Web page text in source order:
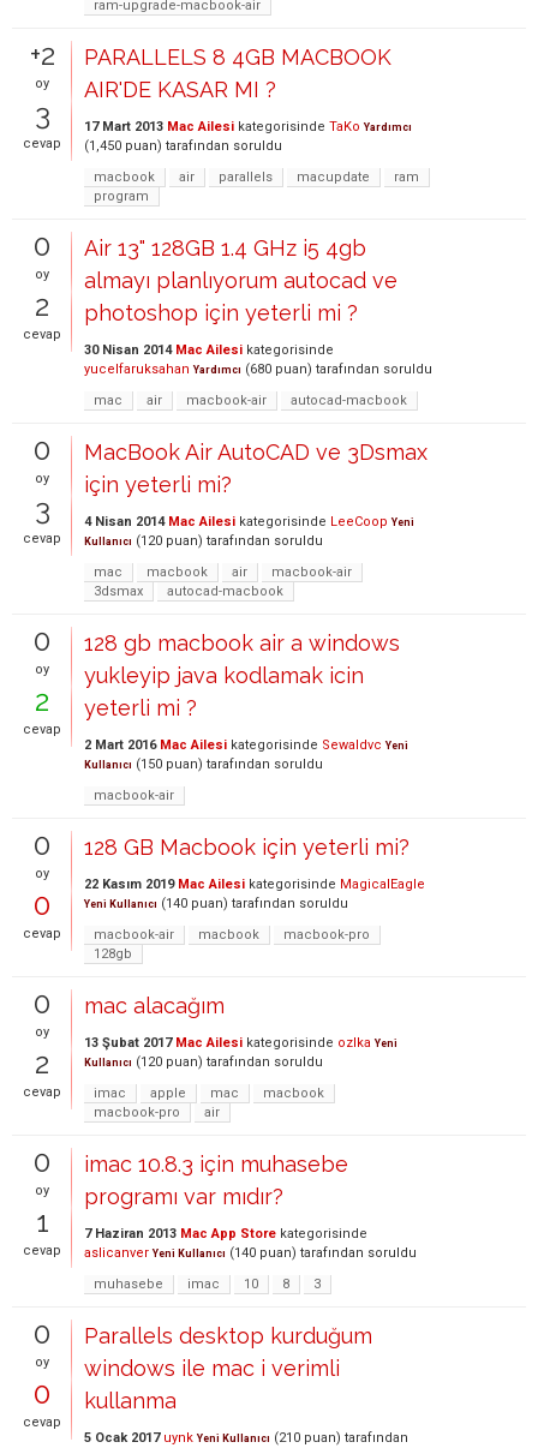
ram-upgrade-macbook-air
+2
oy
3
cevap
PARALLELS 8 4GB MACBOOK
AIR'DE KASAR MI ?
17 Mart 2013 Mac Ailesi kategorisinde TaKo Yardımcı
(1,450 puan) tarafından soruldu
macbook
air parallels macupdate
ram
program
0
oy
2
cevap
Air 13" 128GB 1.4 GHz i5 4gb
almayı planlıyorum autocad ve
photoshop için yeterli mi ?
30 Nisan 2014 Mac Ailesi kategorisinde
yucelfaruksahan Yardımcı (680 puan) tarafından soruldu
mac
air macbook-air autocad-macbook
0
oy
3
cevap
MacBook Air AutoCAD ve 3Dsmax
için yeterli mi?
4 Nisan 2014 Mac Ailesi kategorisinde LeeCoop Yeni
Kullanıcı (120 puan) tarafından soruldu
mac
macbook air
macbook-air
3dsmax
autocad-macbook
0
oy
2
cevap
128 gb macbook air a windows
yukleyip java kodlamak icin
yeterli mi ?
2 Mart 2016 Mac Ailesi kategorisinde Sewaldvc Yeni
Kullanıcı (150 puan) tarafından soruldu
macbook-air
0
oy
0
cevap
128 GB Macbook için yeterli mi?
22 Kasım 2019 Mac Ailesi kategorisinde MagicalEagle
Yeni Kullanıcı (140 puan) tarafından soruldu
macbook-air
macbook
macbook-pro
128gb
0
oy
2
cevap
mac alacağım
13 Şubat 2017 Mac Ailesi kategorisinde ozlka Yeni
Kullanıcı (120 puan) tarafından soruldu
imac
apple mac
macbook
macbook-pro
air
0
oy
1
cevap
imac 10.8.3 için muhasebe
programı var mıdır?
7 Haziran 2013 Mac App Store kategorisinde
aslicanver Yeni Kullanıcı (140 puan) tarafından soruldu
muhasebe
imac 10 8 3
0
oy
0
cevap
Parallels desktop kurduğum
windows ile mac i verimli
kullanma
5 Ocak 2017 uynk Yeni Kullanıcı (210 puan) tarafından